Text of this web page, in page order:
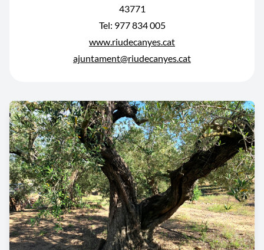
43771
Tel: 977 834 005
www.riudecanyes.cat
ajuntament@riudecanyes.cat